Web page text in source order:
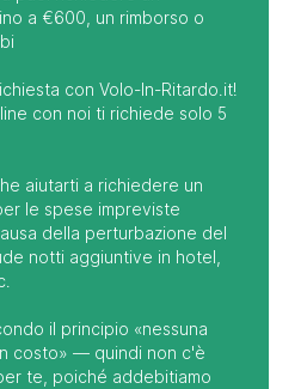
a €600, un rimborso o
con Volo-In-Ritardo.it!
con noi ti richiede solo 5
aiutarti a richiedere un
le spese impreviste
della perturbazione del
notti aggiuntive in hotel,
il principio «nessuna
costo» — quindi non c'è
te, poiché addebitiamo